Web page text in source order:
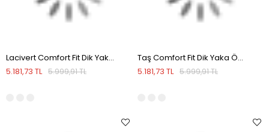
Lacivert Comfort Fit Dik Yaka Önü Fermuarlı Mevsimlik Mont
5.181,73 TL 5.999,91 TL
Taş Comfort Fit Dik Yaka Önü Fermuarlı Mevsimlik Mont
5.181,73 TL 5.999,91 TL